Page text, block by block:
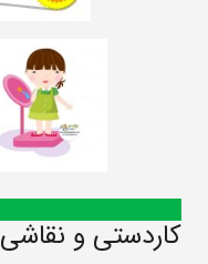
کاردستی و نقاشی